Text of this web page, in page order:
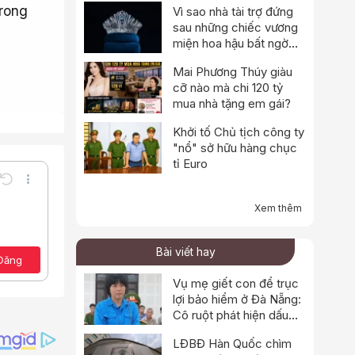
Undo Thêm tùy chọn…
Xóa bản thảo
Vì sao nhà tài trợ đứng
sau những chiếc vương
miện hoa hậu bất ngờ
động?
Mai Phương Thúy giàu
cỡ nào mà chi 120 tỷ
mua nhà tặng em gái?
Khởi tố Chủ tịch công ty
"nổ" sở hữu hàng chục
tỉ Euro
Xem thêm
Bài viết hay
Vụ mẹ giết con để trục
lợi bảo hiểm ở Đà Nẵng:
Cô ruột phát hiện dấu
LĐBĐ Hàn Quốc chìm